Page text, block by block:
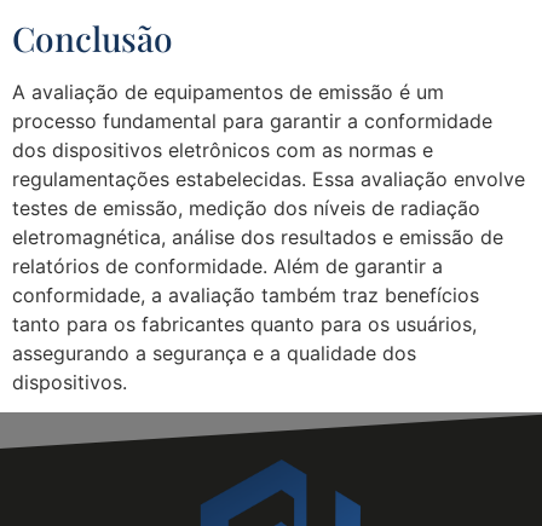
Conclusão
A avaliação de equipamentos de emissão é um
processo fundamental para garantir a conformidade
dos dispositivos eletrônicos com as normas e
regulamentações estabelecidas. Essa avaliação envolve
testes de emissão, medição dos níveis de radiação
eletromagnética, análise dos resultados e emissão de
relatórios de conformidade. Além de garantir a
conformidade, a avaliação também traz benefícios
tanto para os fabricantes quanto para os usuários,
assegurando a segurança e a qualidade dos
dispositivos.